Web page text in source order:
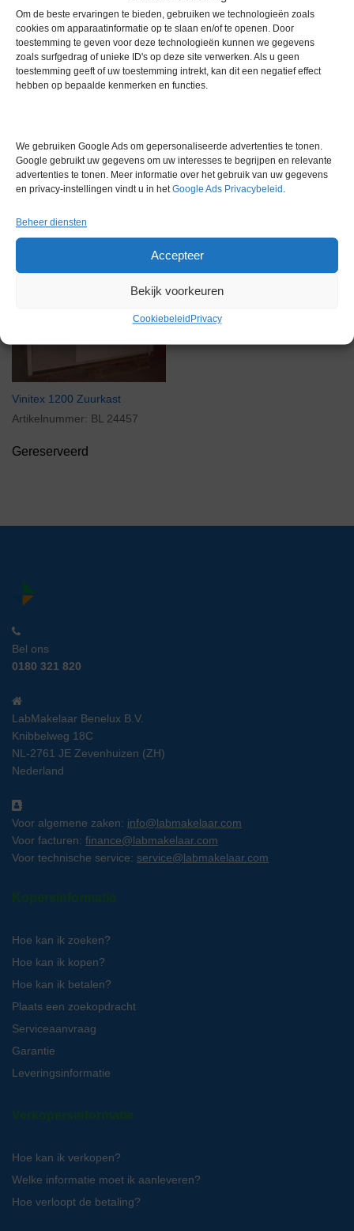
Om de beste ervaringen te bieden, gebruiken we technologieën zoals
cookies om apparaatinformatie op te slaan en/of te openen. Door
toestemming te geven voor deze technologieën kunnen we gegevens
zoals surfgedrag of unieke ID's op deze site verwerken. Als u geen
toestemming geeft of uw toestemming intrekt, kan dit een negatief effect
hebben op bepaalde kenmerken en functies.
We gebruiken Google Ads om gepersonaliseerde advertenties te tonen.
Google gebruikt uw gegevens om uw interesses te begrijpen en relevante
advertenties te tonen. Meer informatie over het gebruik van uw gegevens
en privacy-instellingen vindt u in hetGoogle Ads Privacybeleid .
Beheer diensten
Accepteer
Bekijk voorkeuren
Cookiebeleid Privacy
Gerelateerde producten
Vinitex 1200 Zuurkast
Artikelnummer: BL 24457
Gereserveerd
Bel ons
0180 321 820
LabMakelaar Benelux B.V.
Knibbelweg 18C
NL-2761 JE Zevenhuizen (ZH)
Nederland
Voor algemene zaken: info@labmakelaar.com
Voor facturen: finance@labmakelaar.com
Voor technische service: service@labmakelaar.com
Kopersinformatie
Hoe kan ik zoeken?
Hoe kan ik kopen?
Hoe kan ik betalen?
Plaats een zoekopdracht
Serviceaanvraag
Garantie
Leveringsinformatie
Verkopersinformatie
Hoe kan ik verkopen?
Welke informatie moet ik aanleveren?
Hoe verloopt de betaling?